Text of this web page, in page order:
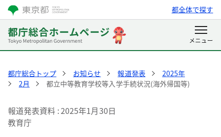
都全体で探す
都庁総合トップ お知らせ 報道発表
2025年
2月
都立中等教育学校等入学手続状況(海外帰国等)
報道発表資料 2025年1月30日
教育庁